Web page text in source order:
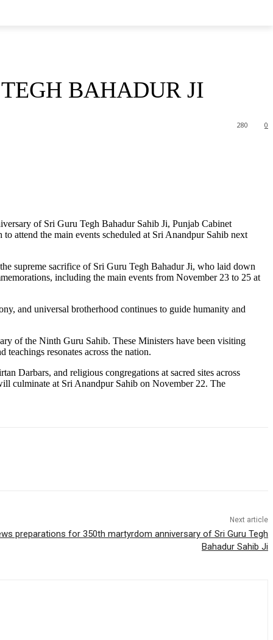
BAHADUR JI
0
280
of Sri Guru Tegh Bahadur Sahib Ji, Punjab Cabinet
attend the main events scheduled at Sri Anandpur Sahib next
supreme sacrifice of Sri Guru Tegh Bahadur Ji, who laid down
including the main events from November 23 to 25 at
and universal brotherhood continues to guide humanity and
of the Ninth Guru Sahib. These Ministers have been visiting
resonates across the nation.
Darbars, and religious congregations at sacred sites across
culminate at Sri Anandpur Sahib on November 22. The
Next article
preparations for 350th martyrdom anniversary of Sri Guru Tegh
Bahadur Sahib Ji